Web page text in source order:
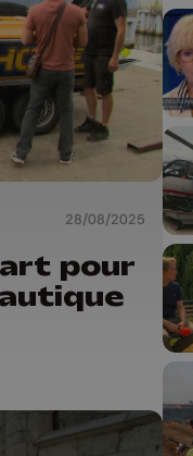
28/08/2025
pour